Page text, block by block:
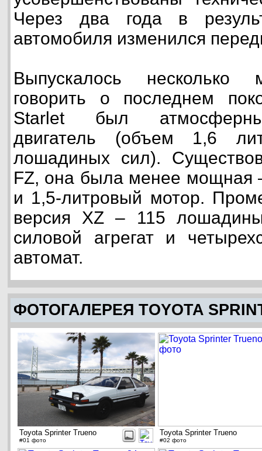
Через два года в
автомобиля изменился
Выпускалось несколько
говорить о последнем
Starlet был
двигатель (объем 1,6
лошадиных сил).
FZ, она была менее мощная
и 1,5-литровый мотор.
версия XZ – 115
силовой агрегат и
автомат.
ФОТОГАЛЕРЕЯ TOYOTA
Toyota Sprinter Trueno
#01 фото
Toyota Sprinter Trueno
#02 фото